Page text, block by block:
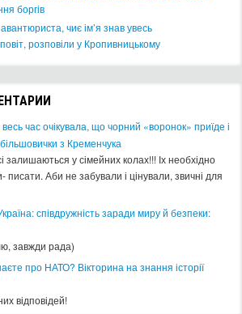
боргів
чиє ім’я знав увесь
розповіли у Кропивницькому
час очікувала, що чорний «воронок» приїде і
з Кременчука
залишаються у сімейних колах!!! Іх необхідно
Аби не забували і цінували, звичні для
співдружність заради миру й безпеки:
завжди рада)
про НАТО? Вікторина на знання історії
відповідей!